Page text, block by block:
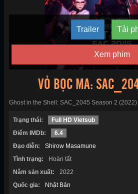
Trailer Tải
Xem phim
VỎ BỌC MA:
Ghost in the Shell: SAC_2045 Season 2 (2022)
Trạng thái:
Full HD Vietsub
Điểm IMDb:
6.4
Đạo diễn:
Shirow Masamune
Tình trạng:
Hoàn tất
Năm sản xuất:
2022
Quốc gia:
Nhật Bản